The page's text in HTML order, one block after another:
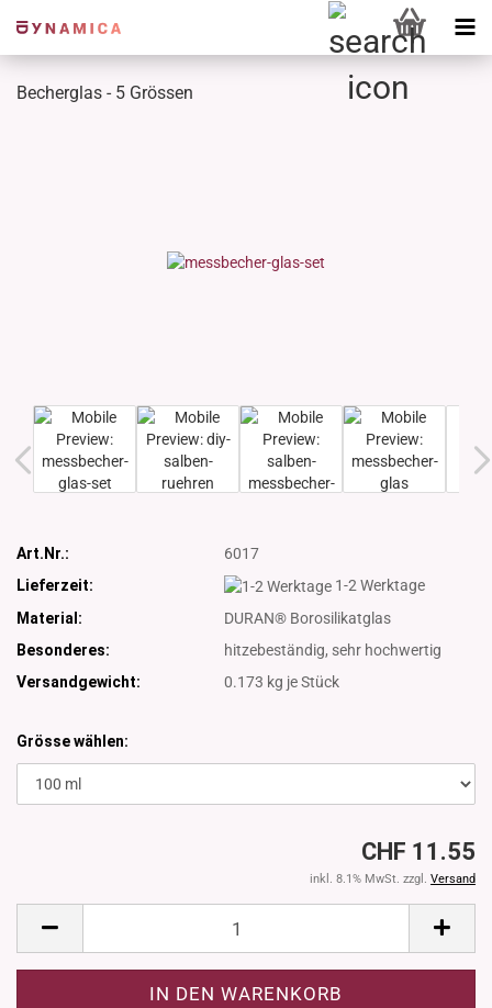
Becherglas - 5 Grössen
Art.Nr.:
6017
Lieferzeit:
1-2 Werktage
Material:
DURAN® Borosilikatglas
Besonderes:
hitzebeständig, sehr hochwertig
Versandgewicht:
0.173 kg je Stück
Grösse wählen:
CHF 11.55
inkl. 8.1% MwSt. zzgl. Versand